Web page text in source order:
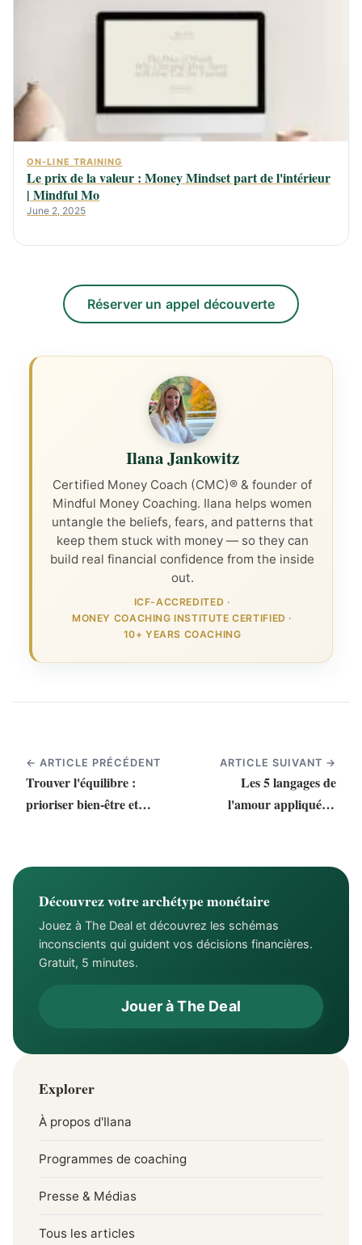
ON-LINE TRAINING
Le prix de la valeur : Money Mindset part de l'intérieur
| Mindful Mo
June 2, 2025
Réserver un appel découverte
Ilana Jankowitz
Certified Money Coach (CMC)® & founder of
Mindful Money Coaching. Ilana helps women
untangle the beliefs, fears, and patterns that
keep them stuck with money — so they can
build real financial confidence from the inside
out.
ICF-ACCREDITED ·
MONEY COACHING INSTITUTE CERTIFIED ·
10+ YEARS COACHING
← ARTICLE PRÉCÉDENT
Trouver l'équilibre :
prioriser bien-être et
ARTICLE SUIVANT →
Les 5 langages de
l'amour appliqués à
Découvrez votre archétype monétaire
Jouez à The Deal et découvrez les schémas
inconscients qui guident vos décisions financières.
Gratuit, 5 minutes.
Jouer à The Deal
Explorer
À propos d'Ilana
Programmes de coaching
Presse & Médias
Tous les articles